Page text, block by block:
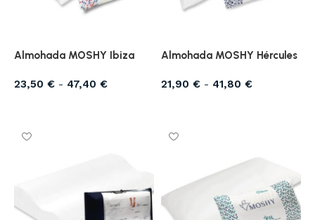
Almohada MOSHY Ibiza
23,50 € - 47,40 €
Almohada MOSHY Hércules
21,90 € - 41,80 €